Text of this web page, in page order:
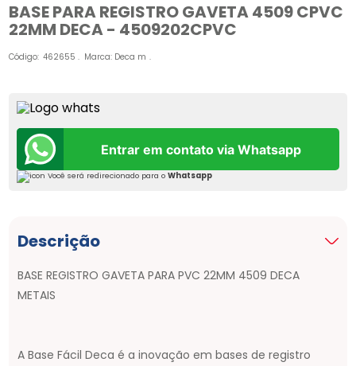
BASE PARA REGISTRO GAVETA 4509 CPVC
22MM DECA - 4509202CPVC
Código: 462655 Marca: Deca m
Entrar em contato via Whatsapp
Você será redirecionado para oWhatsapp
Descrição
BASE REGISTRO GAVETA PARA PVC 22MM 4509 DECA
METAIS
A Base Fácil Deca é a inovação em bases de registro